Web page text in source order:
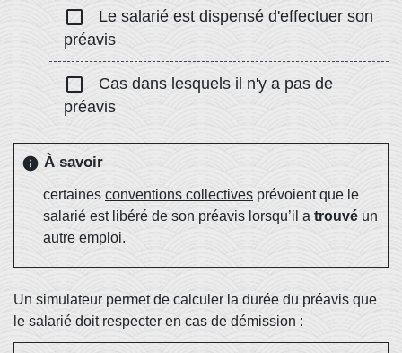
check_box_outline_blank
Le salarié est dispensé d'effectuer son
préavis
check_box_outline_blank
Cas dans lesquels il n'y a pas de
préavis
info À savoir
certaines conventions collectives prévoient que le
salarié est libéré de son préavis lorsqu’il a trouvé un
autre emploi.
Un simulateur permet de calculer la durée du préavis que
le salarié doit respecter en cas de démission :